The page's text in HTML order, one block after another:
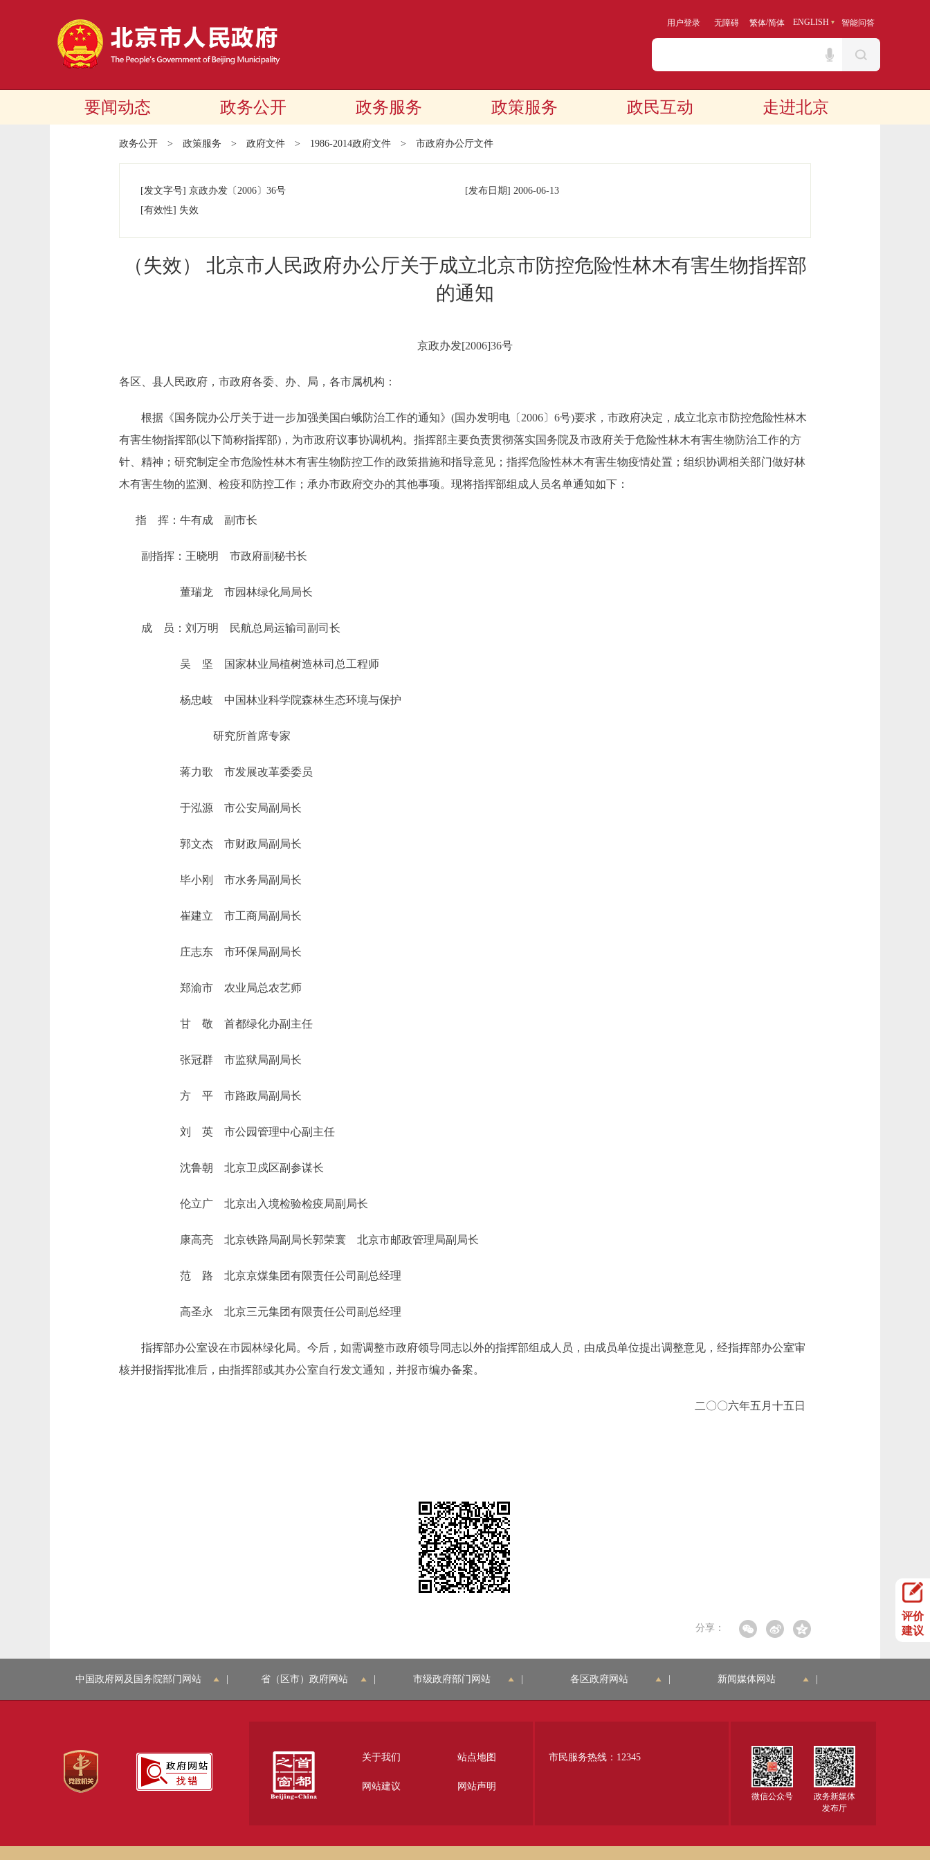
用户登录 无障碍 繁体/简体 ENGLISH 智能问答
要闻动态 政务公开 政务服务 政策服务 政民互动 走进北京
政务公开 > 政策服务 > 政府文件 > 1986-2014政府文件 > 市政府办公厅文件
[发文字号] 京政办发 〔2006〕 36号 [发布日期] 2006-06-13
[有效性] 失效
（失效） 北京市人民政府办公厅关于成立北京市防控危险性林木有害生物指挥部
的通知
京政办发[2006]36号
各区、县人民政府，市政府各委、办、局，各市属机构：
根据《国务院办公厅关于进一步加强美国白蛾防治工作的通知》(国办发明电〔2006〕6号)要求，市政府决定，成立北京市防控危险性林木
有害生物指挥部(以下简称指挥部)，为市政府议事协调机构。指挥部主要负责贯彻落实国务院及市政府关于危险性林木有害生物防治工作的方
针、精神；研究制定全市危险性林木有害生物防控工作的政策措施和指导意见；指挥危险性林木有害生物疫情处置；组织协调相关部门做好林
木有害生物的监测、检疫和防控工作；承办市政府交办的其他事项。现将指挥部组成人员名单通知如下：
指 挥：牛有成 副市长
副指挥：王晓明 市政府副秘书长
董瑞龙 市园林绿化局局长
成 员：刘万明 民航总局运输司副司长
吴 坚 国家林业局植树造林司总工程师
杨忠岐 中国林业科学院森林生态环境与保护
研究所首席专家
蒋力歌 市发展改革委委员
于泓源 市公安局副局长
郭文杰 市财政局副局长
毕小刚 市水务局副局长
崔建立 市工商局副局长
庄志东 市环保局副局长
郑渝市 农业局总农艺师
甘 敬 首都绿化办副主任
张冠群 市监狱局副局长
方 平 市路政局副局长
刘 英 市公园管理中心副主任
沈鲁朝 北京卫戍区副参谋长
伦立广 北京出入境检验检疫局副局长
康高亮 北京铁路局副局长郭荣寰 北京市邮政管理局副局长
范 路 北京京煤集团有限责任公司副总经理
高圣永 北京三元集团有限责任公司副总经理
指挥部办公室设在市园林绿化局。今后，如需调整市政府领导同志以外的指挥部组成人员，由成员单位提出调整意见，经指挥部办公室审
核并报指挥批准后，由指挥部或其办公室自行发文通知，并报市编办备案。
二〇〇六年五月十五日
分享：
评价
建议
中国政府网及国务院部门网站 省（区市）政府网站 市级政府部门网站 各区政府网站 新闻媒体网站
关于我们 站点地图
网站建议 网站声明
市民服务热线：12345
微信公众号
政务新媒体
发布厅